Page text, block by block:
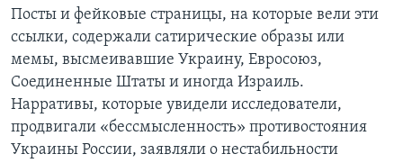
Посты и фейковые страницы, на которые вели эти
ссылки, содержали сатирические образы или
мемы, высмеивавшие Украину, Евросоюз,
Соединенные Штаты и иногда Израиль.
Нарративы, которые увидели исследователи,
продвигали «бессмысленность» противостояния
Украины России, заявляли о нестабильности